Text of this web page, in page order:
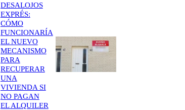
DESALOJOS
EXPRÉS:
CÓMO
FUNCIONARÍA
EL NUEVO
MECANISMO
PARA
RECUPERAR
UNA
VIVIENDA SI
NO PAGAN
EL ALQUILER